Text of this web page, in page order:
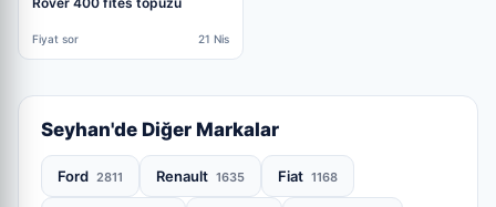
Fiyat sor 21 Nis
Seyhan'de Diğer Markalar
Ford 2811 Renault 1635 Fiat 1168